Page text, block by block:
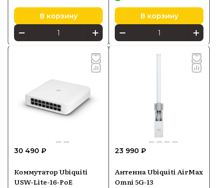
В корзину В корзину
30 490 ₽
Коммутатор Ubiquiti
USW-Lite-16-PoE
23 990 ₽
Антенна Ubiquiti AirMax
Omni 5G-13